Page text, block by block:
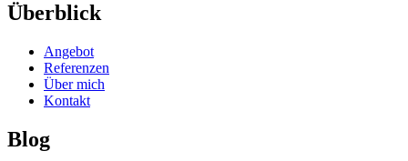
Überblick
Angebot
Referenzen
Über mich
Kontakt
Blog